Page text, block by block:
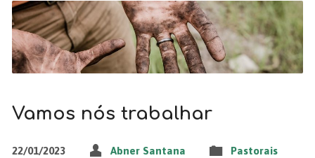
Vamos nós trabalhar
22/01/2023 Abner Santana Pastorais